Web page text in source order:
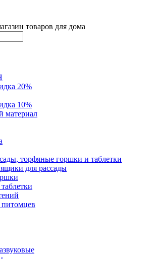
товаров для дома
20%
10%
материал
торфяные горшки и таблетки
для рассады